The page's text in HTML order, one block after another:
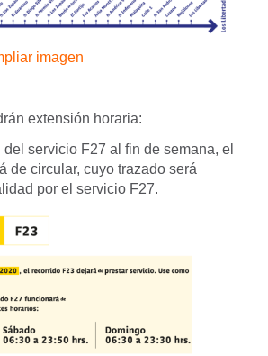
imagen
extensión horaria:
servicio F27 al fin de semana, el
de circular, cuyo trazado será
por el servicio F27.